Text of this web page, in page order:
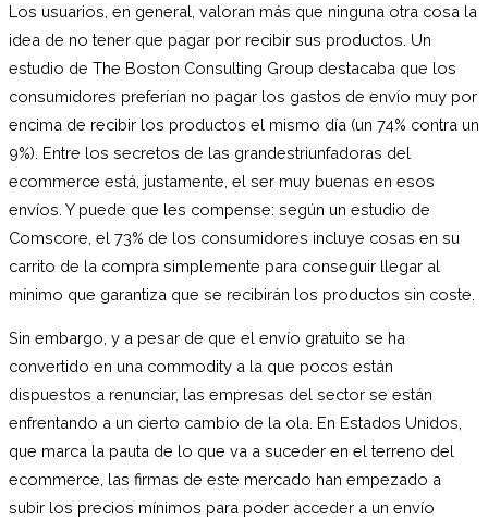
Los usuarios, en general, valoran más que ninguna otra cosa la
idea de no tener que pagar por recibir sus productos. Un
estudio de The Boston Consulting Group destacaba que los
consumidores preferían no pagar los gastos de envío muy por
encima de recibir los productos el mismo día (un 74% contra un
9%). Entre los secretos de las grandestriunfadoras del
ecommerce está, justamente, el ser muy buenas en esos
envíos. Y puede que les compense: según un estudio de
Comscore, el 73% de los consumidores incluye cosas en su
carrito de la compra simplemente para conseguir llegar al
mínimo que garantiza que se recibirán los productos sin coste.
Sin embargo, y a pesar de que el envío gratuito se ha
convertido en una commodity a la que pocos están
dispuestos a renunciar, las empresas del sector se están
enfrentando a un cierto cambio de la ola. En Estados Unidos,
que marca la pauta de lo que va a suceder en el terreno del
ecommerce, las firmas de este mercado han empezado a
subir los precios mínimos para poder acceder a un envío